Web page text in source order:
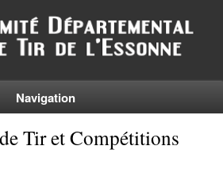
Navigation
Tir et Compétitions